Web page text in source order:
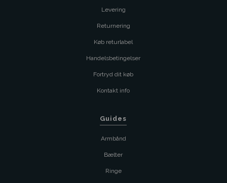
Levering
Returnering
Køb returlabel
Handelsbetingelser
Fortryd dit køb
Kontakt info
Guides
Armbånd
Bælter
Ringe